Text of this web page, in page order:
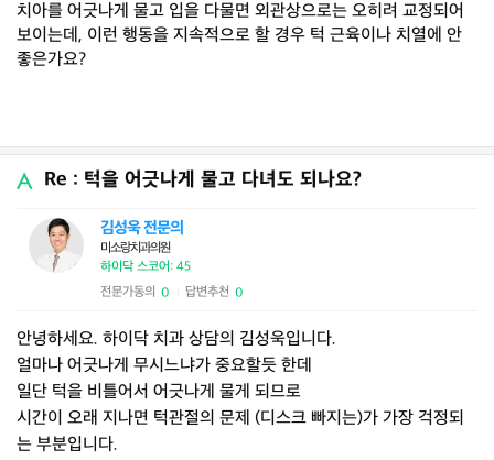
치아를 어긋나게 물고 입을 다물면 외관상으로는 오히려 교정되어
보이는데, 이런 행동을 지속적으로 할 경우 턱 근육이나 치열에 안
좋은가요?
Re : 턱을 어긋나게 물고 다녀도 되나요?
김성욱 전문의
미소랑치과의원
하이닥 스코어: 45
전문가동의 0 답변추천 0
안녕하세요. 하이닥 치과 상담의 김성욱입니다.
얼마나 어긋나게 무시느냐가 중요할듯 한데
일단 턱을 비틀어서 어긋나게 물게 되므로
시간이 오래 지나면 턱관절의 문제 (디스크 빠지는)가 가장 걱정되
는 부분입니다.